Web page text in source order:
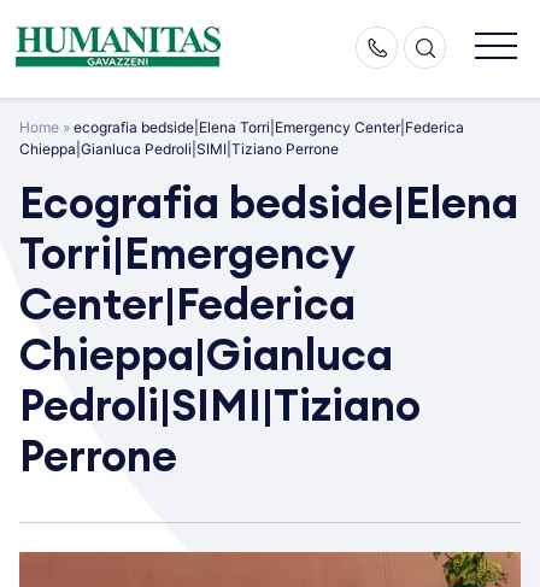
content
Home » ecografia bedside|Elena Torri|Emergency Center|Federica
Chieppa|Gianluca Pedroli|SIMI|Tiziano Perrone
Ecografia bedside|Elena
Torri|Emergency
Center|Federica
Chieppa|Gianluca
Pedroli|SIMI|Tiziano
Perrone